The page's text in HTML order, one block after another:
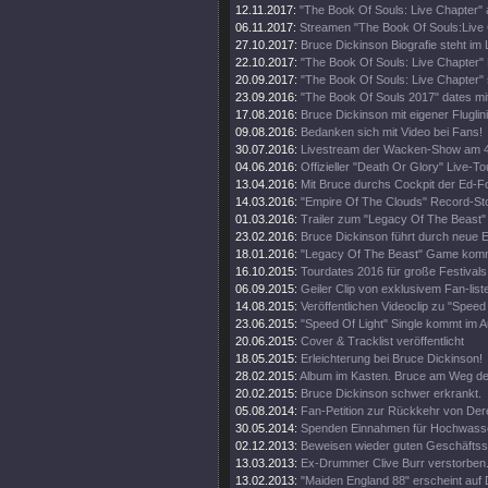
12.11.2017: "The Book Of Souls: Live Chapter"
06.11.2017: Streamen "The Book Of Souls:Live
27.10.2017: Bruce Dickinson Biografie steht im
22.10.2017: "The Book Of Souls: Live Chapter"
20.09.2017: "The Book Of Souls: Live Chapter"
23.09.2016: "The Book Of Souls 2017" dates
17.08.2016: Bruce Dickinson mit eigener
09.08.2016: Bedanken sich mit Video bei Fans!
30.07.2016: Livestream der Wacken-Show am
04.06.2016: Offizieller "Death Or Glory" Live-
13.04.2016: Mit Bruce durchs Cockpit der Ed-
14.03.2016: "Empire Of The Clouds" Record-
01.03.2016: Trailer zum "Legacy Of The Beast"
23.02.2016: Bruce Dickinson führt durch neue
18.01.2016: "Legacy Of The Beast" Game
16.10.2015: Tourdates 2016 für große
06.09.2015: Geiler Clip von exklusivem Fan-
14.08.2015: Veröffentlichen Videoclip zu
23.06.2015: "Speed Of Light" Single kommt im
20.06.2015: Cover & Tracklist veröffentlicht
18.05.2015: Erleichterung bei Bruce Dickinson!
28.02.2015: Album im Kasten. Bruce am Weg
20.02.2015: Bruce Dickinson schwer erkrankt.
05.08.2014: Fan-Petition zur Rückkehr von
30.05.2014: Spenden Einnahmen für
02.12.2013: Beweisen wieder guten
13.03.2013: Ex-Drummer Clive Burr verstorben.
13.02.2013: "Maiden England 88" erscheint auf